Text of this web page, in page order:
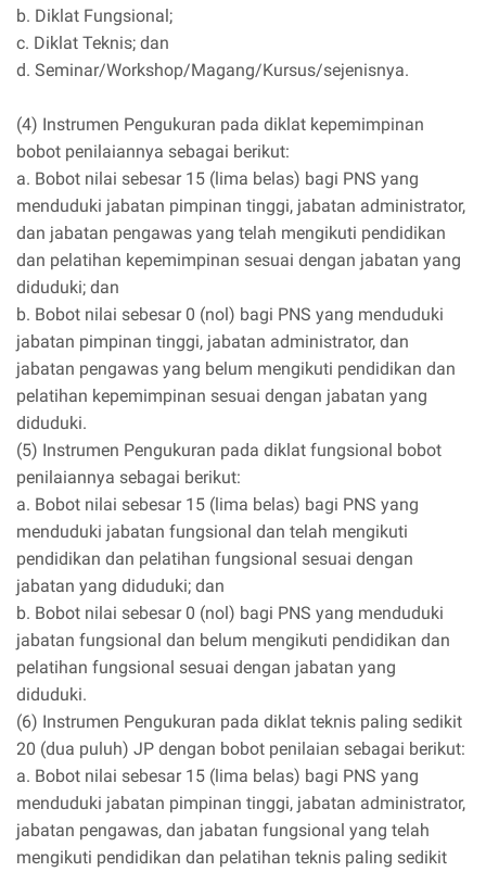
b. Diklat Fungsional;
c. Diklat Teknis; dan
d. Seminar/Workshop/Magang/Kursus/sejenisnya.
(4) Instrumen Pengukuran pada diklat kepemimpinan
bobot penilaiannya sebagai berikut:
a. Bobot nilai sebesar 15 (lima belas) bagi PNS yang
menduduki jabatan pimpinan tinggi, jabatan administrator,
dan jabatan pengawas yang telah mengikuti pendidikan
dan pelatihan kepemimpinan sesuai dengan jabatan yang
diduduki; dan
b. Bobot nilai sebesar 0 (nol) bagi PNS yang menduduki
jabatan pimpinan tinggi, jabatan administrator, dan
jabatan pengawas yang belum mengikuti pendidikan dan
pelatihan kepemimpinan sesuai dengan jabatan yang
diduduki.
(5) Instrumen Pengukuran pada diklat fungsional bobot
penilaiannya sebagai berikut:
a. Bobot nilai sebesar 15 (lima belas) bagi PNS yang
menduduki jabatan fungsional dan telah mengikuti
pendidikan dan pelatihan fungsional sesuai dengan
jabatan yang diduduki; dan
b. Bobot nilai sebesar 0 (nol) bagi PNS yang menduduki
jabatan fungsional dan belum mengikuti pendidikan dan
pelatihan fungsional sesuai dengan jabatan yang
diduduki.
(6) Instrumen Pengukuran pada diklat teknis paling sedikit
20 (dua puluh) JP dengan bobot penilaian sebagai berikut:
a. Bobot nilai sebesar 15 (lima belas) bagi PNS yang
menduduki jabatan pimpinan tinggi, jabatan administrator,
jabatan pengawas, dan jabatan fungsional yang telah
mengikuti pendidikan dan pelatihan teknis paling sedikit